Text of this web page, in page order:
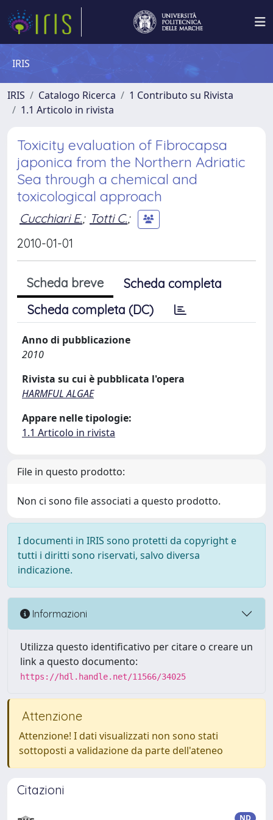
IRIS
IRIS Catalogo Ricerca
1 Contributo su Rivista
1.1 Articolo in rivista
Toxicity evaluation of Fibrocapsa
japonica from the Northern Adriatic
Sea through a chemical and
toxicological approach
Cucchiari E.; Totti C.;
2010-01-01
Scheda breve
Scheda completa
Scheda completa (DC)
Anno di pubblicazione
2010
Rivista su cui è pubblicata l'opera
HARMFUL ALGAE
Appare nelle tipologie:
1.1 Articolo in rivista
File in questo prodotto:
Non ci sono file associati a questo prodotto.
I documenti in IRIS sono protetti da copyright e
tutti i diritti sono riservati, salvo diversa
indicazione.
Informazioni
Utilizza questo identificativo per citare o creare un
link a questo documento:
https://hdl.handle.net/11566/34025
Attenzione
Attenzione! I dati visualizzati non sono stati
sottoposti a validazione da parte dell'ateneo
Citazioni